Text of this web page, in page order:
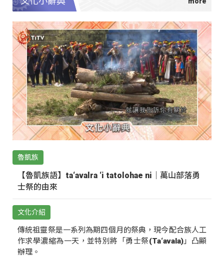
魯凱族
【魯凱族語】ta‘avalra ‘i tatolohae ni｜萬山部落勇
士祭的由來
文化介紹
傳統祖靈祭是一系列為期四個月的祭典，現今配合族人工
作求學濃縮為一天，並特別將「勇士祭(Ta‘avala)」凸顯
辦理。